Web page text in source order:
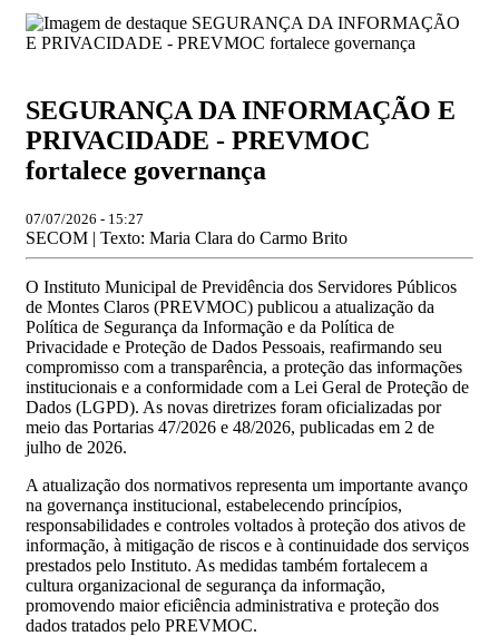
SEGURANÇA DA INFORMAÇÃO E
PRIVACIDADE - PREVMOC
fortalece governança
07/07/2026 - 15:27
SECOM | Texto: Maria Clara do Carmo Brito
O Instituto Municipal de Previdência dos Servidores Públicos
de Montes Claros (PREVMOC) publicou a atualização da
Política de Segurança da Informação e da Política de
Privacidade e Proteção de Dados Pessoais, reafirmando seu
compromisso com a transparência, a proteção das informações
institucionais e a conformidade com a Lei Geral de Proteção de
Dados (LGPD). As novas diretrizes foram oficializadas por
meio das Portarias 47/2026 e 48/2026, publicadas em 2 de
julho de 2026.
A atualização dos normativos representa um importante avanço
na governança institucional, estabelecendo princípios,
responsabilidades e controles voltados à proteção dos ativos de
informação, à mitigação de riscos e à continuidade dos serviços
prestados pelo Instituto. As medidas também fortalecem a
cultura organizacional de segurança da informação,
promovendo maior eficiência administrativa e proteção dos
dados tratados pelo PREVMOC.